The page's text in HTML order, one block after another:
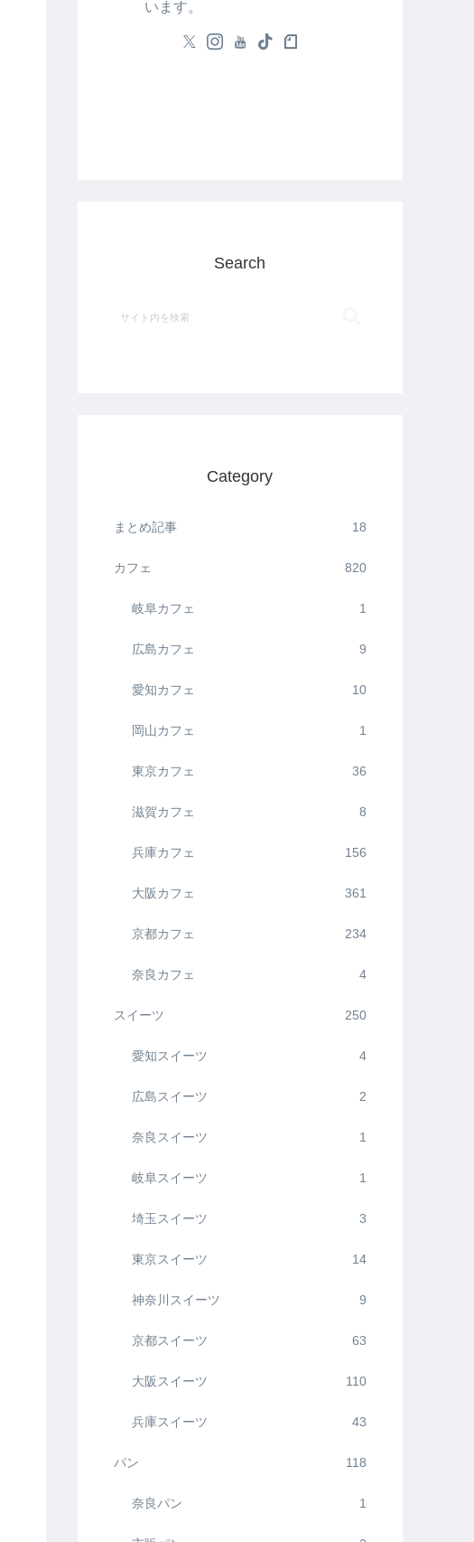
います。
Search
Category
まとめ記事 18
カフェ 820
岐阜カフェ 1
広島カフェ 9
愛知カフェ 10
岡山カフェ 1
東京カフェ 36
滋賀カフェ 8
兵庫カフェ 156
大阪カフェ 361
京都カフェ 234
奈良カフェ 4
スイーツ 250
愛知スイーツ 4
広島スイーツ 2
奈良スイーツ 1
岐阜スイーツ 1
埼玉スイーツ 3
東京スイーツ 14
神奈川スイーツ 9
京都スイーツ 63
大阪スイーツ 110
兵庫スイーツ 43
パン 118
奈良パン 1